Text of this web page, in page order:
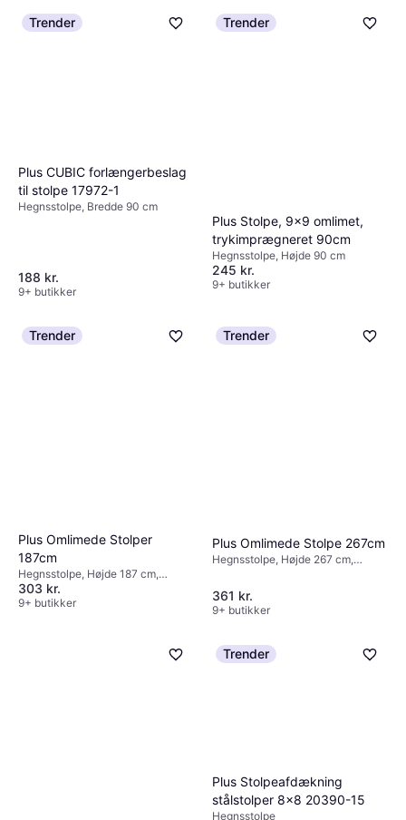
Trender
Plus CUBIC forlængerbeslag
til stolpe 17972-1
Hegnsstolpe, Bredde 90 cm
188 kr.
9+ butikker
Trender
Plus Stolpe, 9x9 omlimet,
trykimprægneret 90cm
Hegnsstolpe, Højde 90 cm
245 kr.
9+ butikker
Trender
Plus Omlimede Stolper
187cm
Hegnsstolpe, Højde 187 cm,
Bredde 9 cm, Længde 9 cm
303 kr.
9+ butikker
Trender
Plus Omlimede Stolpe 267cm
Hegnsstolpe, Højde 267 cm,
361 kr.
9+ butikker
Trender
Plus Stolpeafdækning
stålstolper 8×8 20390-15
Hegnsstolpe